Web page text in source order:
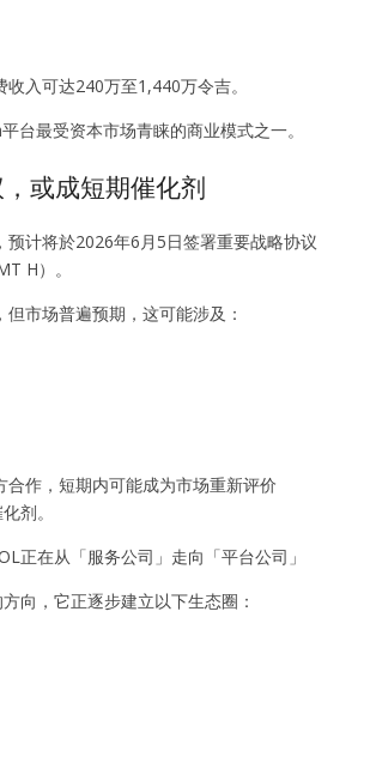
入可达240万至1,440万令吉。
台最受资本市场青睐的商业模式之一。
，或成短期催化剂
预计将於2026年6月5日签署重要战略协议
H）。
市场普遍预期，这可能涉及：
合作，短期内可能成为市场重新评价
剂。
正在从「服务公司」走向「平台公司」
向，它正逐步建立以下生态圈：